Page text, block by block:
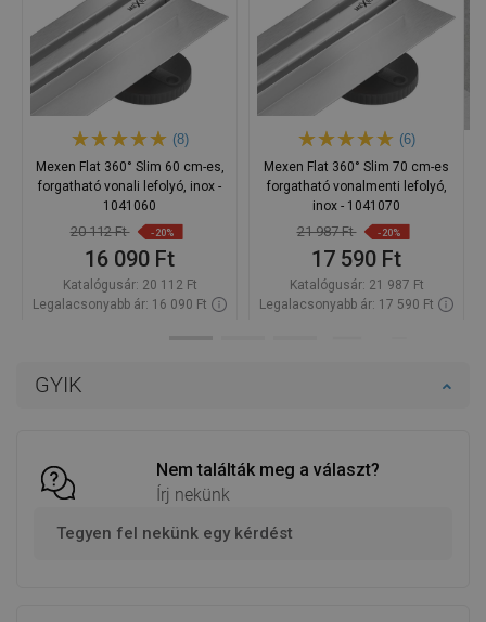
GYIK
Nem találták meg a választ?
Írj nekünk
Tegyen fel nekünk egy kérdést
(8)
Mexen Flat 360° Slim 60 cm-es,
forgatható vonali lefolyó, inox -
1041060
20 112 Ft -20%
16 090 Ft
Katalógusár: 20 112 Ft
Legalacsonyabb ár: 16 090 Ft
(6)
Mexen Flat 360° Slim 70 cm-es
forgatható vonalmenti lefolyó,
inox - 1041070
21 987 Ft -20%
17 590 Ft
Katalógusár: 21 987 Ft
Legalacsonyabb ár: 17 590 Ft